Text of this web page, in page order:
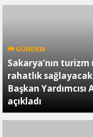
GÜNDEM
Sakarya’nın turizm
rahatlık
Başkan
açıkladı